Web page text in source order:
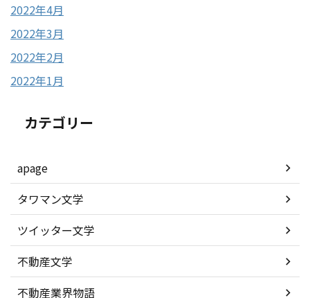
2022年4月
2022年3月
2022年2月
2022年1月
カテゴリー
apage
タワマン文学
ツイッター文学
不動産文学
不動産業界物語